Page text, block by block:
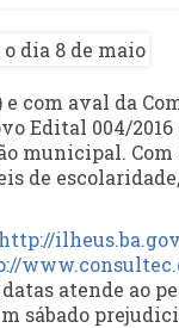
com aval da
Edital 004/
municipal. Com
de
http://
atende ao
sábado